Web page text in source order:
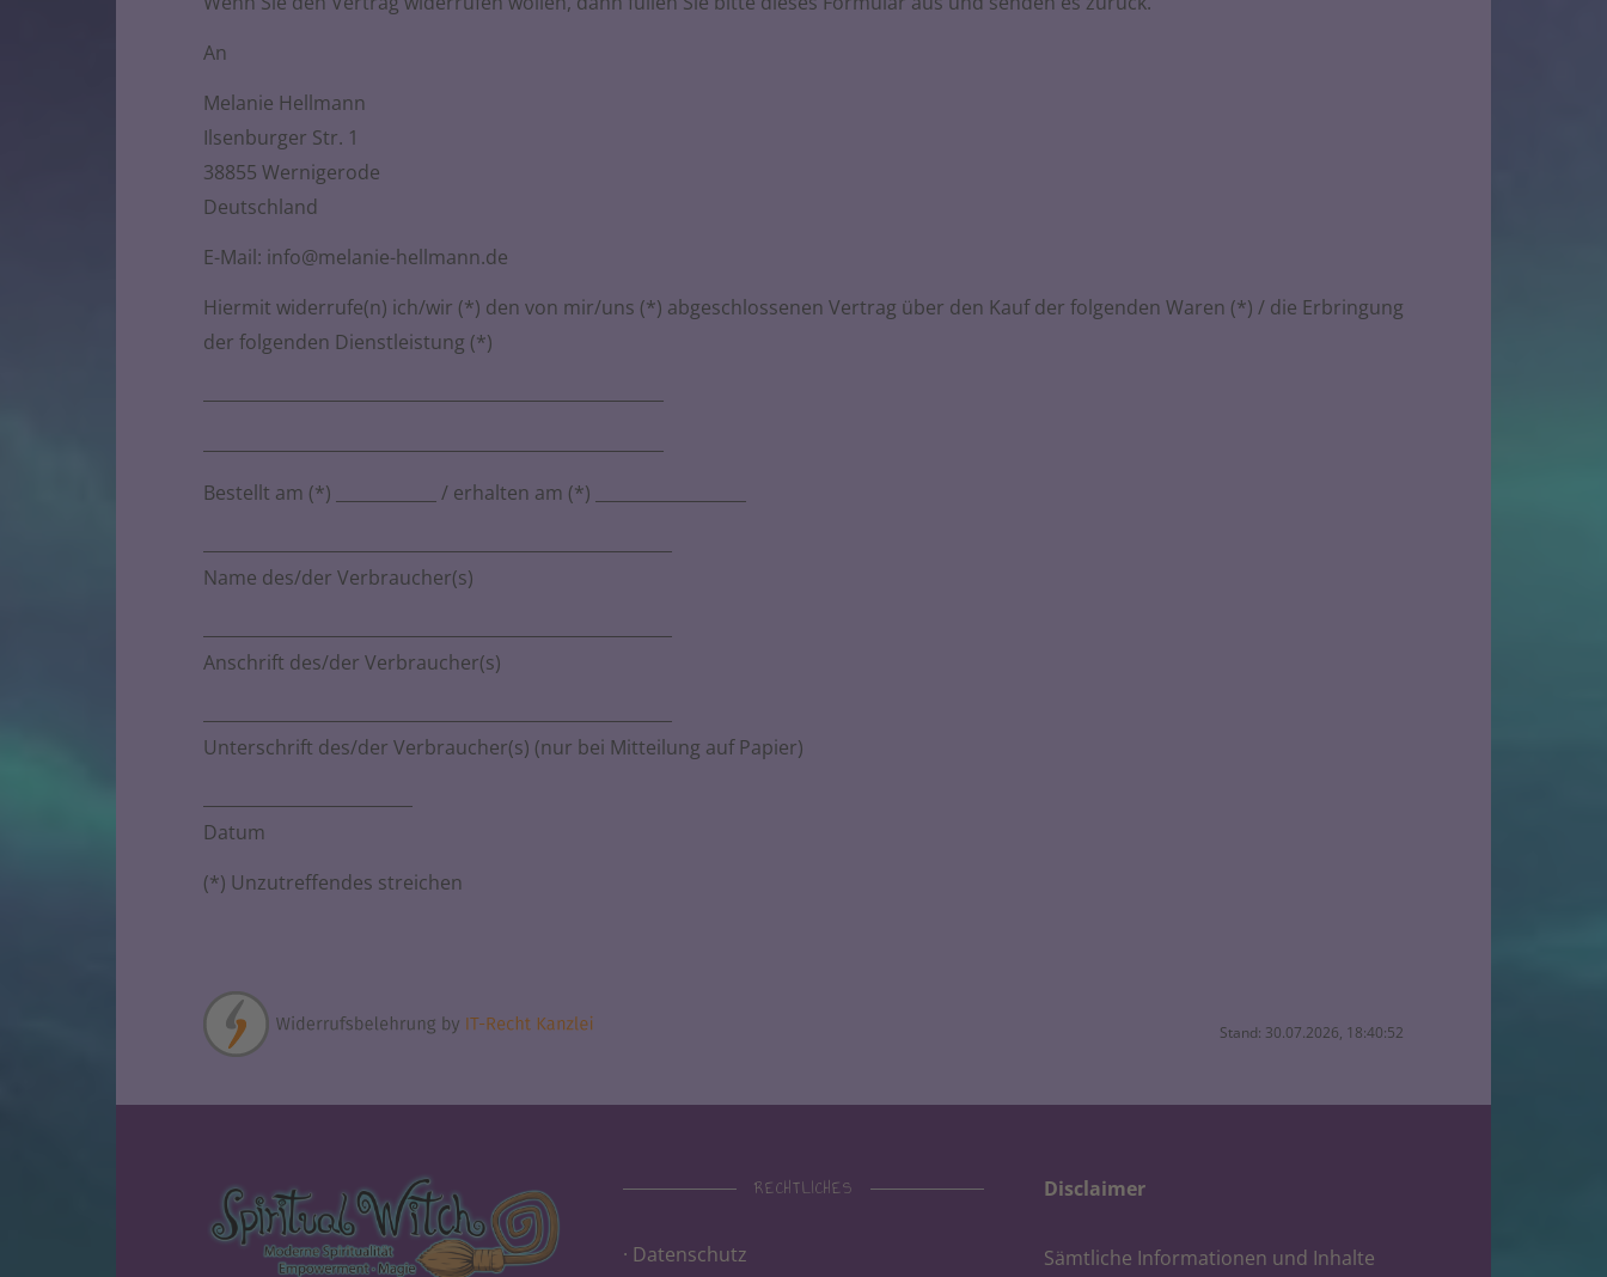
An
Melanie Hellmann
Ilsenburger Str. 1
38855 Wernigerode
Deutschland
E-Mail: info@melanie-hellmann.de
Hiermit widerrufe(n) ich/wir (*) den von mir/uns (*) abgeschlossenen Vertrag über den Kauf der folgenden Waren (*) / die Erbringung
der folgenden Dienstleistung (*)
Bestellt am (*) ____________ / erhalten am (*) __________________
Name des/der Verbraucher(s)
Anschrift des/der Verbraucher(s)
Unterschrift des/der Verbraucher(s) (nur bei Mitteilung auf Papier)
Datum
(*) Unzutreffendes streichen
Stand: 30.07.2026, 18:40:52
RECHTLICHES
· Datenschutz
Disclaimer
Sämtliche Informationen und Inhalte